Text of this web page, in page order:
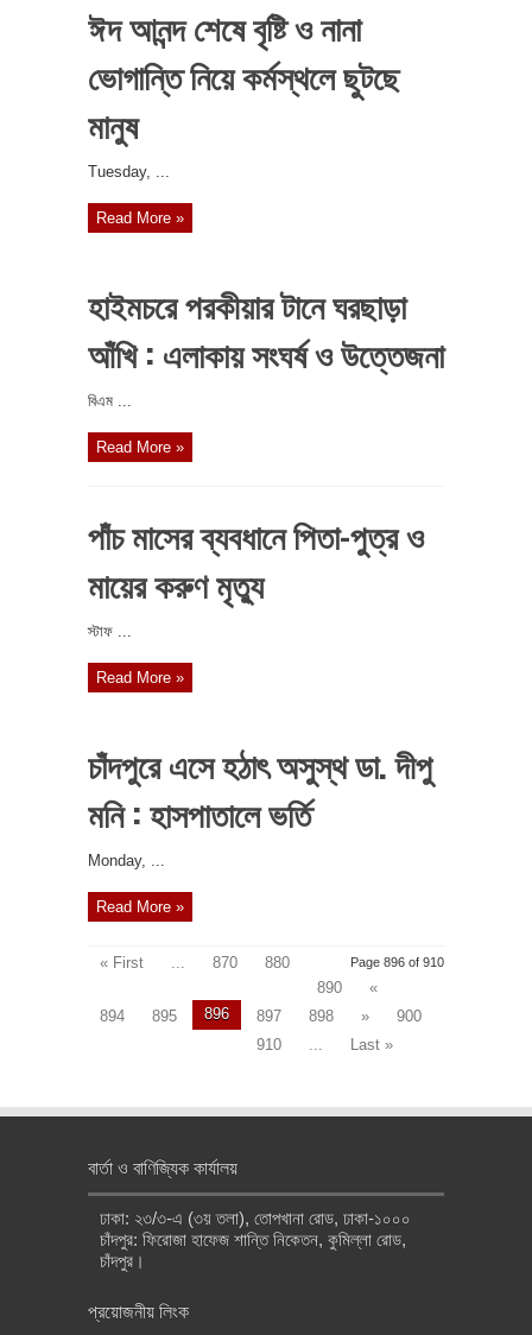
ঈদ আনন্দ শেষে বৃষ্টি ও নানা
ভোগান্তি নিয়ে কর্মস্থলে ছুটছে
মানুষ
‎Tuesday, ...
Read More »
হাইমচরে পরকীয়ার টানে ঘরছাড়া
আঁখি : এলাকায় সংঘর্ষ ও উত্তেজনা
বিএম ...
Read More »
পাঁচ মাসের ব্যবধানে পিতা-পুত্র ও
মায়ের করুণ মৃত্যু
স্টাফ ...
Read More »
চাঁদপুরে এসে হঠাৎ অসুস্থ ডা. দীপু
মনি : হাসপাতালে ভর্তি
‎Monday, ...
Read More »
Page 896 of 910
« First 870
880
890
«
894
895 896 897 898 »
900
910
Last »
বার্তা ও বাণিজ্যিক কার্যালয়
ঢাকা: ২৩/৩-এ (৩য় তলা), তোপখানা রোড, ঢাকা-১০০০
চাঁদপুর: ফিরোজা হাফেজ শান্তি নিকেতন, কুমিল্লা রোড,
চাঁদপুর।
প্রয়োজনীয় লিংক